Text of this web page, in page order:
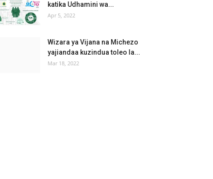
katika Udhamini wa...
Apr 5, 2022
Wizara ya Vijana na Michezo
yajiandaa kuzindua toleo la...
Mar 18, 2022